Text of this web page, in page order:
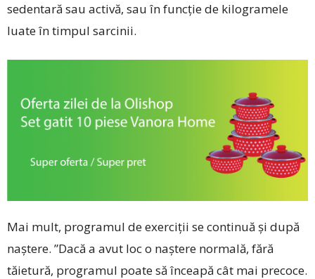
sedentară sau activă, sau în funcție de kilogramele
luate în timpul sarcinii.
Mai mult, programul de exerciții se continuă și după
naștere. ”Dacă a avut loc o naștere normală, fără
tăietură, programul poate să înceapă cât mai precoce.